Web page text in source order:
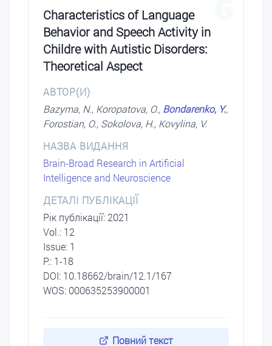
Characteristics of Language
Behavior and Speech Activity in
Childre with Autistic Disorders:
Theoretical Aspect
АВТОР(И)
Bazyma, N., Koropatova, O., Bondarenko, Y.,
Forostian, O., Sokolova, H., Kovylina, V.
НАЗВА ВИДАННЯ
Brain-Broad Research in Artificial
Intelligence and Neuroscience
ДЕТАЛІ ПУБЛІКАЦІЇ
Рік публікації: 2021
Vol.: 12
Issue: 1
P.: 1-18
DОI: 10.18662/brain/12.1/167
WOS: 000635253900001
Повний текст